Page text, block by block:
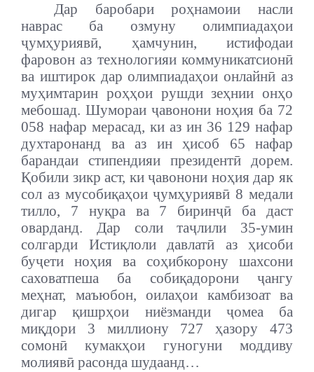
Дар баробари роҳнамоии насли
наврас ба озмуну олимпиадаҳои
ҷумҳуриявӣ, ҳамчунин, истифодаи
фаровон аз технологияи коммуникатсионӣ
ва иштирок дар олимпиадаҳои онлайнӣ аз
муҳимтарин роҳҳои рушди зеҳнии онҳо
мебошад. Шумораи ҷавонони ноҳия ба 72
058 нафар мерасад, ки аз ин 36 129 нафар
духтаронанд ва аз ин ҳисоб 65 нафар
барандаи стипендияи президентӣ дорем.
Қобили зикр аст, ки ҷавонони ноҳия дар як
сол аз мусобиқаҳои ҷумҳуриявӣ 8 медали
тилло, 7 нуқра ва 7 биринҷӣ ба даст
оварданд. Дар соли таҷлили 35-умин
солгарди Истиқлоли давлатӣ аз ҳисоби
буҷети ноҳия ва соҳибкорону шахсони
саховатпеша ба собиқадорони ҷангу
меҳнат, маъюбон, оилаҳои камбизоат ва
дигар қишрҳои ниёзманди ҷомеа ба
миқдори 3 миллиону 727 ҳазору 473
сомонӣ кумакҳои гуногуни моддиву
молиявӣ расонда шудаанд…